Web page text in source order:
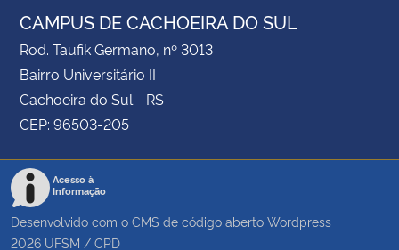
CAMPUS DE CACHOEIRA DO SUL
Rod. Taufik Germano, nº 3013
Bairro Universitário II
Cachoeira do Sul - RS
CEP: 96503-205
Acesso à
Informação
Desenvolvido com o CMS de código aberto Wordpress
2026 UFSM / CPD